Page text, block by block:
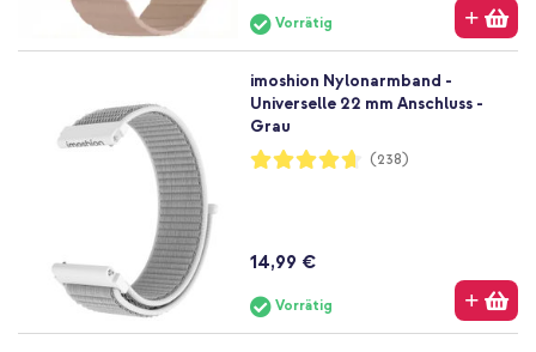
Vorrätig
imoshion Nylonarmband -
Universelle 22 mm Anschluss -
Grau
Bewertung:
93%
(238)
14,99 €
Vorrätig